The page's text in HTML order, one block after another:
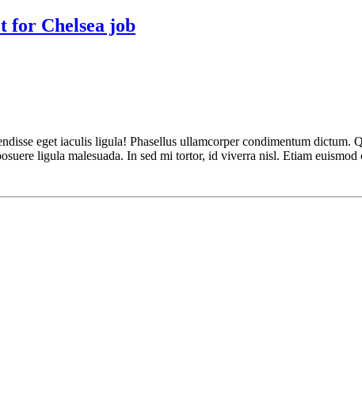
for Chelsea job
eget iaculis ligula! Phasellus ullamcorper condimentum
ligula malesuada. In sed mi tortor, id viverra nisl. Etiam